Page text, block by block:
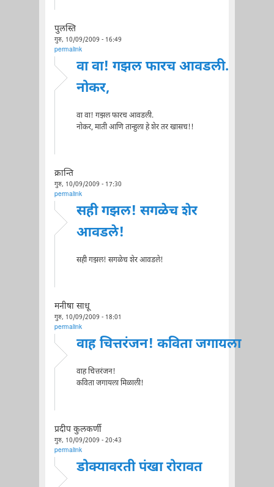
पुलस्ति
गुरु, 10/09/2009 - 16:49
permalink
वा वा! गझल फारच आवडली.
नोकर,
वा वा! गझल फारच आवडली.
नोकर, माती आणि तान्हुला हे शेर तर खासच!!
क्रान्ति
गुरु, 10/09/2009 - 17:30
permalink
सही गझल! सगळेच शेर
आवडले!
सही गझल! सगळेच शेर आवडले!
मनीषा साधू
गुरु, 10/09/2009 - 18:01
permalink
वाह चित्तरंजन! कविता जगायला
वाह चित्तरंजन!
कविता जगायला मिळाली!
प्रदीप कुलकर्णी
गुरु, 10/09/2009 - 20:43
permalink
डोक्यावरती पंखा रोरावत